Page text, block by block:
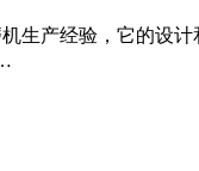
生产经验，它的设